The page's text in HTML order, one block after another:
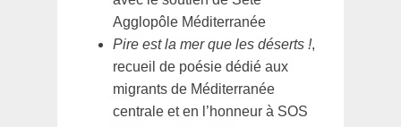
Agglopôle Méditerranée
Pire est la mer que les déserts !,
recueil de poésie dédié aux
migrants de Méditerranée
centrale et en l’honneur à SOS